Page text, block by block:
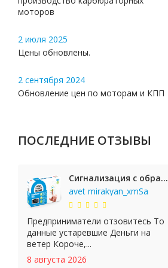
моторов
2 июля 2025
Цены обновлены.
2 сентября 2024
Обновление цен по моторам и КПП
ПОСЛЕДНИЕ ОТЗЫВЫ
Сигнализация с обратной связью StarLine E65 BT 2CAN+LIN
avet mirakyan_xmSa
Предприниматели отзовитесь То
данные устаревшие Деньги на
ветер Короче,...
8 августа 2026